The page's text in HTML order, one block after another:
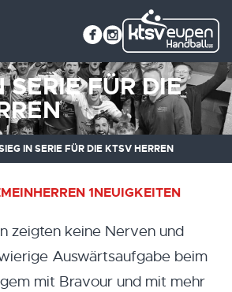
SERIE FÜR DIE
IN SERIE FÜR DIE KTSV HERREN
HERREN 1NEUIGKEITEN
zeigten keine Nerven und
Auswärtsaufgabe beim
mit Bravour und mit mehr